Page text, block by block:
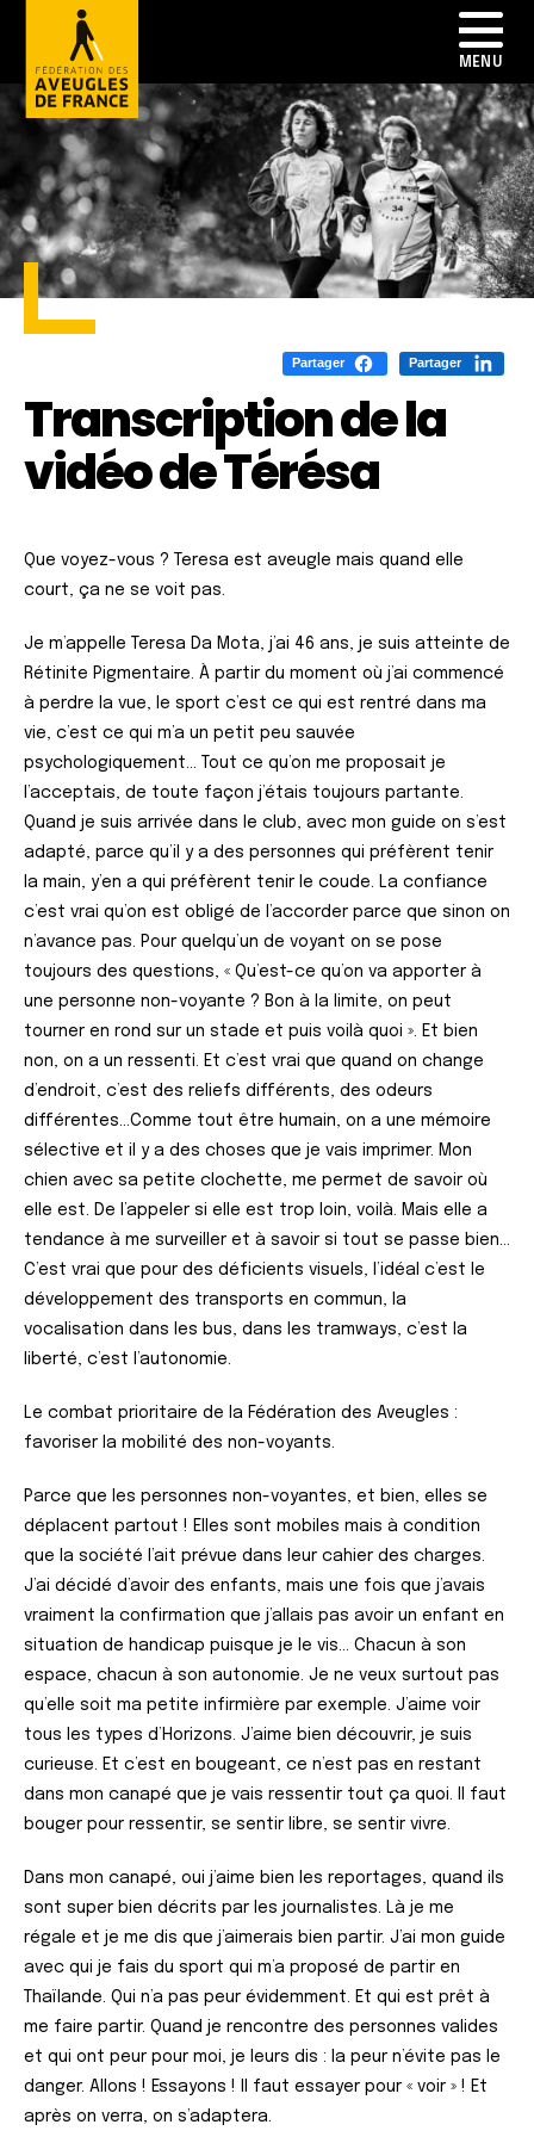
Partager Partager
Transcription de la
vidéo de Térésa
Que voyez-vous ? Teresa est aveugle mais quand elle
court, ça ne se voit pas.
Je m’appelle Teresa Da Mota, j’ai 46 ans, je suis atteinte de
Rétinite Pigmentaire. À partir du moment où j’ai commencé
à perdre la vue, le sport c’est ce qui est rentré dans ma
vie, c’est ce qui m’a un petit peu sauvée
psychologiquement… Tout ce qu’on me proposait je
l’acceptais, de toute façon j’étais toujours partante.
Quand je suis arrivée dans le club, avec mon guide on s’est
adapté, parce qu’il y a des personnes qui préfèrent tenir
la main, y’en a qui préfèrent tenir le coude. La confiance
c’est vrai qu’on est obligé de l’accorder parce que sinon on
n’avance pas. Pour quelqu’un de voyant on se pose
toujours des questions, « Qu’est-ce qu’on va apporter à
une personne non-voyante ? Bon à la limite, on peut
tourner en rond sur un stade et puis voilà quoi ». Et bien
non, on a un ressenti. Et c’est vrai que quand on change
d’endroit, c’est des reliefs différents, des odeurs
différentes…Comme tout être humain, on a une mémoire
sélective et il y a des choses que je vais imprimer. Mon
chien avec sa petite clochette, me permet de savoir où
elle est. De l’appeler si elle est trop loin, voilà. Mais elle a
tendance à me surveiller et à savoir si tout se passe bien…
C’est vrai que pour des déficients visuels, l’idéal c’est le
développement des transports en commun, la
vocalisation dans les bus, dans les tramways, c’est la
liberté, c’est l’autonomie.
Le combat prioritaire de la Fédération des Aveugles :
favoriser la mobilité des non-voyants.
Parce que les personnes non-voyantes, et bien, elles se
déplacent partout ! Elles sont mobiles mais à condition
que la société l’ait prévue dans leur cahier des charges.
J’ai décidé d’avoir des enfants, mais une fois que j’avais
vraiment la confirmation que j’allais pas avoir un enfant en
situation de handicap puisque je le vis… Chacun à son
espace, chacun à son autonomie. Je ne veux surtout pas
qu’elle soit ma petite infirmière par exemple. J’aime voir
tous les types d’Horizons. J’aime bien découvrir, je suis
curieuse. Et c’est en bougeant, ce n’est pas en restant
dans mon canapé que je vais ressentir tout ça quoi. Il faut
bouger pour ressentir, se sentir libre, se sentir vivre.
Dans mon canapé, oui j’aime bien les reportages, quand ils
sont super bien décrits par les journalistes. Là je me
régale et je me dis que j’aimerais bien partir. J’ai mon guide
avec qui je fais du sport qui m’a proposé de partir en
Thaïlande. Qui n’a pas peur évidemment. Et qui est prêt à
me faire partir. Quand je rencontre des personnes valides
et qui ont peur pour moi, je leurs dis : la peur n’évite pas le
danger. Allons ! Essayons ! Il faut essayer pour « voir » ! Et
après on verra, on s’adaptera.